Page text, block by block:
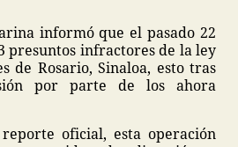
informó que el pasado 22
presuntos infractores de la ley
de Rosario, Sinaloa, esto tras
por parte de los ahora
oficial, esta operación